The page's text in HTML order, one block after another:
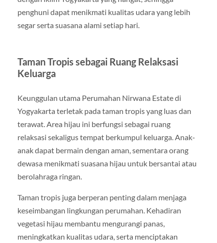
penghuni dapat menikmati kualitas udara yang lebih
segar serta suasana alami setiap hari.
Taman Tropis sebagai Ruang Relaksasi
Keluarga
Keunggulan utama Perumahan Nirwana Estate di
Yogyakarta terletak pada taman tropis yang luas dan
terawat. Area hijau ini berfungsi sebagai ruang
relaksasi sekaligus tempat berkumpul keluarga. Anak-
anak dapat bermain dengan aman, sementara orang
dewasa menikmati suasana hijau untuk bersantai atau
berolahraga ringan.
Taman tropis juga berperan penting dalam menjaga
keseimbangan lingkungan perumahan. Kehadiran
vegetasi hijau membantu mengurangi panas,
meningkatkan kualitas udara, serta menciptakan